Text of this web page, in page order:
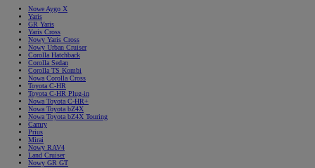
Nowe Aygo X
Yaris
GR Yaris
Yaris Cross
Nowy Yaris Cross
Nowy Urban Cruiser
Corolla Hatchback
Corolla Sedan
Corolla TS Kombi
Nowa Corolla Cross
Toyota C-HR
Toyota C-HR Plug-in
Nowa Toyota C-HR+
Nowa Toyota bZ4X
Nowa Toyota bZ4X Touring
Camry
Prius
Mirai
Nowy RAV4
Land Cruiser
Nowy GR GT